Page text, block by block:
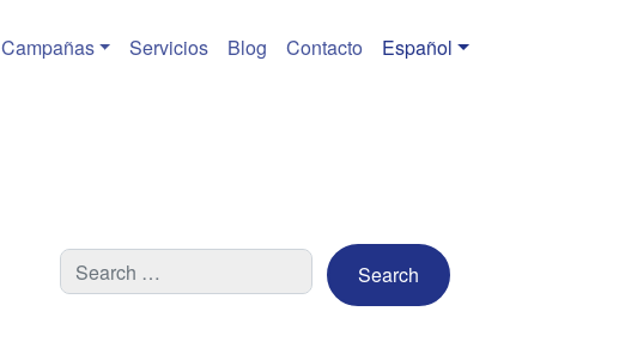
Campañas Servicios Blog Contacto Español